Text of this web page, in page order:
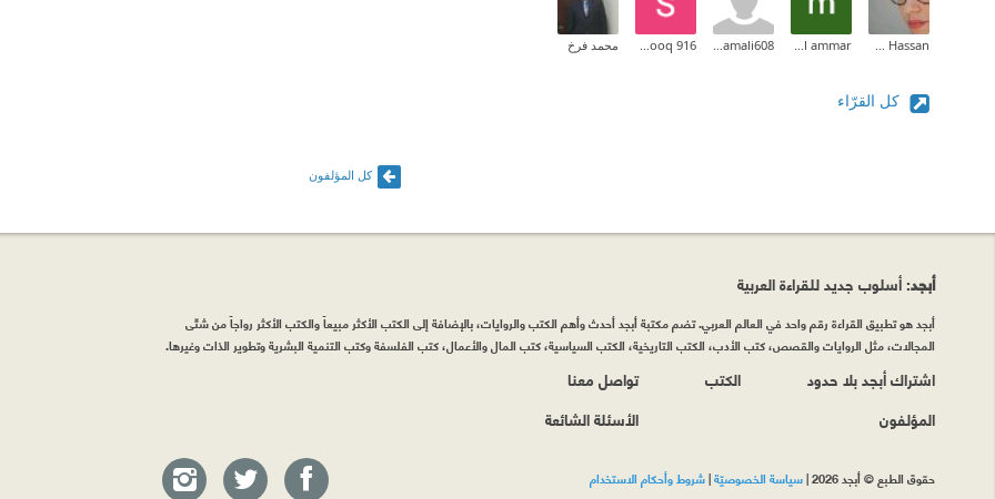
Yassmen Hassan
marwaadel ammar
mariamali608
Shrooq 916 محمد فرخ
كل القرّاء
كل المؤلفون
أبجد: أسلوب جديد للقراءة العربية
أبجد هو تطبيق القراءة رقم واحد في العالم العربي. تضم مكتبة أبجد أحدث وأهم الكتب والروايات، بالإضافة إلى الكتب الأكثر مبيعاً والكتب الأكثر رواجاً من شتّى
المجالات، مثل الروايات والقصص، كتب الأدب، الكتب التاريخية، الكتب السياسية، كتب المال والأعمال، كتب الفلسفة وكتب التنمية البشرية وتطوير الذات وغيرها.
اشتراك أبجد بلا حدود
المؤلفون
الكتب
تواصل معنا
الأسئلة الشائعة
حقوق الطبع © أبجد 2026 |سياسة الخصوصيّة|شروط وأحكام الاستخدام